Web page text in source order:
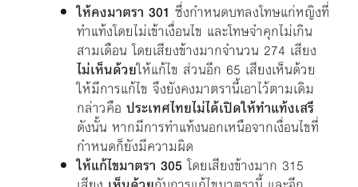
ให้คงมาตรา 301 ซึ่งกำหนดบทลงโทษแก่หญิงที่
ทำแท้งโดยไม่เข้าเงื่อนไข และโทษจำคุกไม่เกิน
สามเดือน โดยเสียงข้างมากจำนวน 274 เสียง
ไม่เห็นด้วยให้แก้ไข ส่วนอีก 65 เสียงเห็นด้วย
ให้มีการแก้ไข จึงยังคงมาตรานี้เอาไว้ตามเดิม
กล่าวคือ ประเทศไทยไม่ได้เปิดให้ทำแท้งเสรี
ดังนั้น หากมีการทำแท้งนอกเหนือจากเงื่อนไขที่
กำหนดก็ยังมีความผิด
ให้แก้ไขมาตรา 305โดยเสียงข้างมาก 315